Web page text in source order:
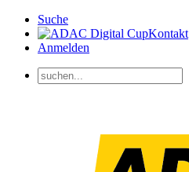
Suche
Kontakt
Anmelden